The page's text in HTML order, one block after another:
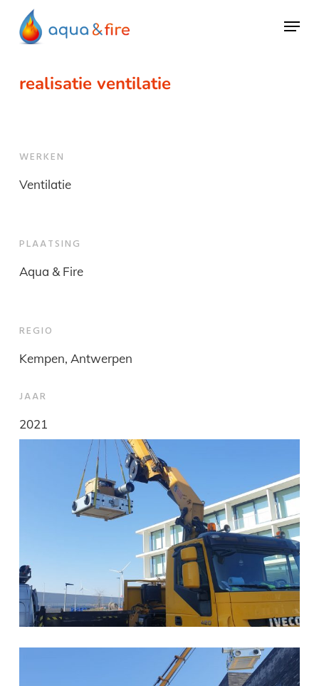
content
Menu
realisatie ventilatie
WERKEN
Ventilatie
PLAATSING
Aqua & Fire
REGIO
Kempen, Antwerpen
JAAR
2021